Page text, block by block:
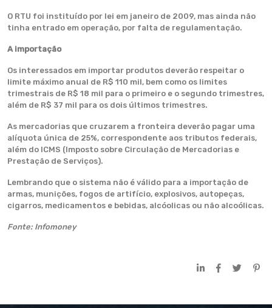
O RTU foi instituído por lei em janeiro de 2009, mas ainda não
tinha entrado em operação, por falta de regulamentação.
A importação
Os interessados em importar produtos deverão respeitar o
limite máximo anual de R$ 110 mil, bem como os limites
trimestrais de R$ 18 mil para o primeiro e o segundo trimestres,
além de R$ 37 mil para os dois últimos trimestres.
As mercadorias que cruzarem a fronteira deverão pagar uma
alíquota única de 25%, correspondente aos tributos federais,
além do ICMS (Imposto sobre Circulação de Mercadorias e
Prestação de Serviços).
Lembrando que o sistema não é válido para a importação de
armas, munições, fogos de artifício, explosivos, autopeças,
cigarros, medicamentos e bebidas, alcóolicas ou não alcoólicas.
Fonte: Infomoney